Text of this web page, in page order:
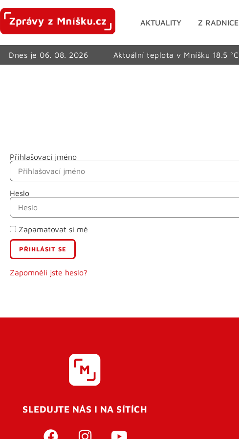
AKTUALITY Z RADNICE
Dnes je 06. 08. 2026 Aktuální teplota v Mníšku 18.5 °C
Přihlašovací jméno
Heslo
Zapamatovat si mě
Zapomněli jste heslo?
Jméno
Příjmení
E-mail
Uživatelské jméno
SLEDUJTE NÁS I NA SÍTÍCH